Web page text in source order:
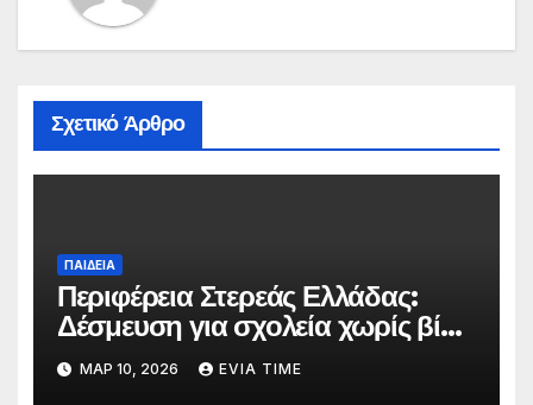
Σχετικό Άρθρο
ΠΑΙΔΕΙΑ
Περιφέρεια Στερεάς Ελλάδας:
Δέσμευση για σχολεία χωρίς βία
με αφορμή την Πανελλήνια
Ημέρα κατά της Σχολικής Βίας
ΜΑΡ 10, 2026 EVIA TIME